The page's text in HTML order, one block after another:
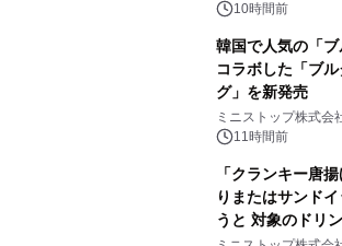
10時間前
韓国で人気の「
コラボした「ブ
グ」を新発売
ミニストップ株式会
11時間前
「クランキー唐
りまたはサンド
うと 対象のドリ